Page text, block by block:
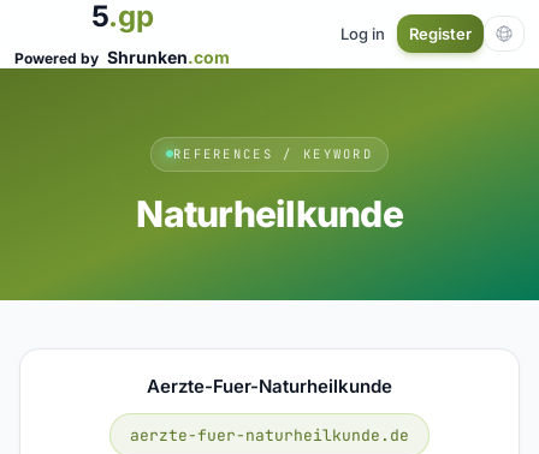
5.gp
Powered by Shrunken.com
Log in Register
REFERENCES / KEYWORD
Naturheilkunde
Aerzte-Fuer-Naturheilkunde
aerzte-fuer-naturheilkunde.de